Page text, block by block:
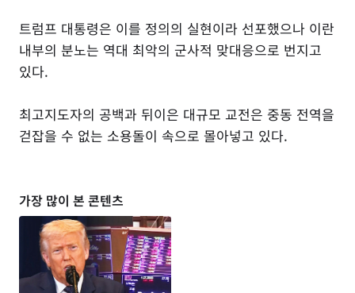
트럼프 대통령은 이를 정의의 실현이라 선포했으나 이란
내부의 분노는 역대 최악의 군사적 맞대응으로 번지고
있다.
최고지도자의 공백과 뒤이은 대규모 교전은 중동 전역을
걷잡을 수 없는 소용돌이 속으로 몰아넣고 있다.
가장 많이 본 콘텐츠